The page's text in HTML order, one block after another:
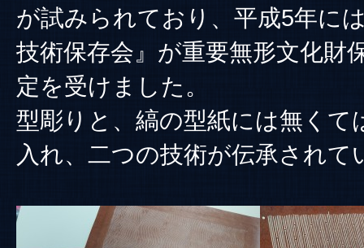
が試みられており、平成5年に
技術保存会』が重要無形文化財
定を受けました。
型彫りと、縞の型紙には無くて
入れ、二つの技術が伝承されて